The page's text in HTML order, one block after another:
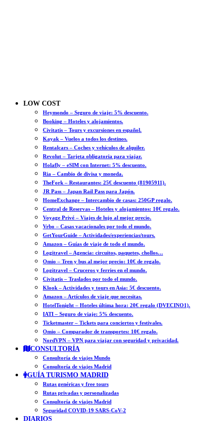
LOW COST
Heymondo – Seguro de viaje: 5% descuento.
Booking – Hoteles y alojamientos.
Civitatis – Tours y excursiones en español.
Kayak – Vuelos a todos los destinos.
Rentalcars – Coches y vehículos de alquiler.
Revolut – Tarjeta obligatoria para viajar.
Holafly – eSIM con Internet: 5% descuento.
Ria – Cambio de divisa y moneda.
TheFork – Restaurantes: 25€ descuento (81905911).
JR Pass – Japan Rail Pass para Japón.
HomeExchange – Intercambio de casas: 250GP regalo.
Central de Reservas – Hoteles y alojamientos: 10€ regalo.
Voyage Privé – Viajes de lujo al mejor precio.
Vrbo – Casas vacacionales por todo el mundo.
GetYourGuide – Actividades/experiencias/tours.
Amazon – Guías de viaje de todo el mundo.
Logitravel – Agencia: circuitos, paquetes, chollos…
Omio – Tren y bus al mejor precio: 10€ de regalo.
Logitravel – Cruceros y ferries en el mundo.
Civitatis – Traslados por todo el mundo.
Klook – Actividades y tours en Asia: 5€ descuento.
Amazon – Artículos de viaje que necesitas.
HotelTonight – Hoteles última hora: 20€ regalo (DVECINO1).
IATI – Seguro de viaje: 5% descuento.
Ticketmaster – Tickets para conciertos y festivales.
Omio – Comparador de transportes: 10€ regalo.
NordVPN – VPN para viajar con seguridad y privacidad.
CONSULTORÍA
Consultoría de viajes Mundo
Consultoría de viajes Madrid
GUÍA TURISMO MADRID
Rutas genéricas y free tours
Rutas privadas y personalizadas
Consultoría de viajes Madrid
Seguridad COVID-19 SARS-CoV-2
DIARIOS